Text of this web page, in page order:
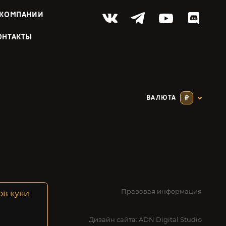
ВАЛЮТА ₽
Правовая информация
Дизайн сайта: ADN Digital Studio
куки